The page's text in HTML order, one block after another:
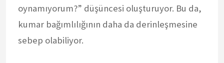
oynamıyorum?” düşüncesi oluşturuyor. Bu da,
kumar bağımlılığının daha da derinleşmesine
sebep olabiliyor.